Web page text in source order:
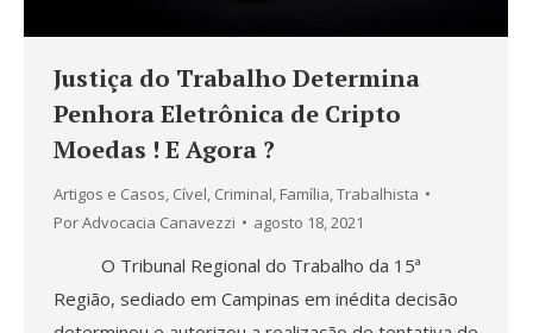
Justiça do Trabalho Determina
Penhora Eletrônica de Cripto
Moedas ! E Agora ?
Artigos e Casos, Cível, Criminal, Família,Trabalhista
PorAdvocacia Canavezzi agosto 18, 2021
O Tribunal Regional do Trabalho da 15ª
Região, sediado em Campinas em inédita decisão